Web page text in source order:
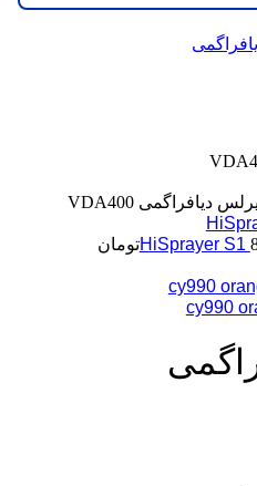
ایرلس دیافراگمی VDA400
تومان